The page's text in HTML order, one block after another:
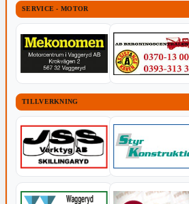
SERVICE - MOTOR
TILLVERKNING